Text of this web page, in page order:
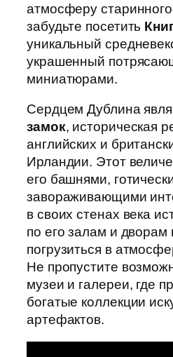
атмосферу
забудьте посетить
уникальный
украшенный
миниатюрами.
Сердцем Дублина
замок, историческая
английских и
Ирландии. Этот
его башнями,
завораживающими
в своих стенах века
по его залам и дворам
погрузиться в
Не пропустите
музеи и галереи, где
богатые коллекции
артефактов.